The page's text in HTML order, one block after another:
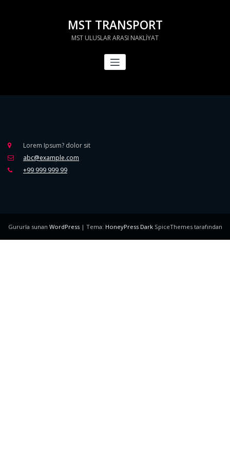
MST TRANSPORT
MST ULUSLAR ARASI NAKLİYAT
Lorem Ipsum? dolor sit
abc@example.com
+99 999 999 99
Gururla sunan WordPress | Tema: HoneyPress DarkSpiceThemes tarafından